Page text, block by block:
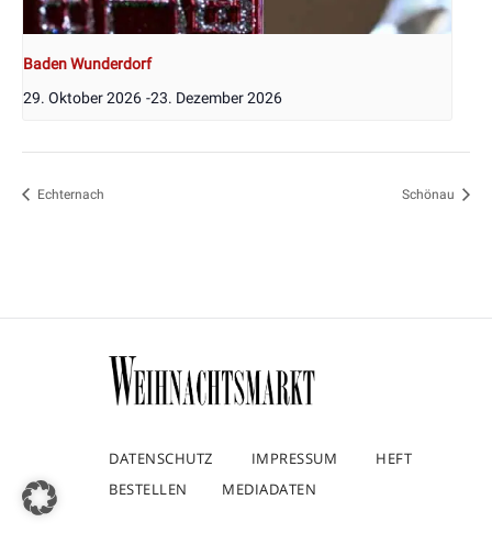
Baden Wunderdorf
29. Oktober 2026 -23. Dezember 2026
Echternach Schönau
DATENSCHUTZ IMPRESSUM
HEFT
BESTELLEN
MEDIADATEN